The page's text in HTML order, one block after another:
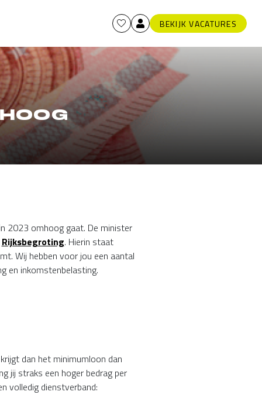
BEKIJK VACATURES
2023 omhoog gaat. De minister
Rijksbegroting. Hierin staat
Wij hebben voor jou een aantal
en inkomstenbelasting.
dan het minimumloon dan
jij straks een hoger bedrag per
volledig dienstverband: